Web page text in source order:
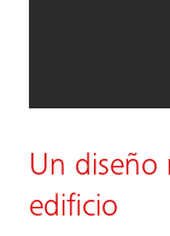
Un diseño
edificio